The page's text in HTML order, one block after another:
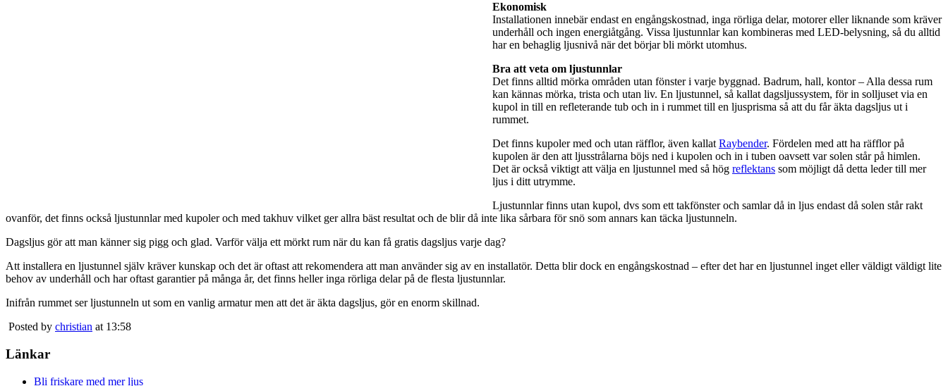
Ekonomisk
Installationen innebär endast en engångskostnad, inga rörliga delar, motorer eller liknande som kräver
underhåll och ingen energiåtgång. Vissa ljustunnlar kan kombineras med LED-belysning, så du alltid
har en behaglig ljusnivå när det börjar bli mörkt utomhus.
Bra att veta om ljustunnlar
Det finns alltid mörka områden utan fönster i varje byggnad. Badrum, hall, kontor – Alla dessa rum
kan kännas mörka, trista och utan liv. En ljustunnel, så kallat dagsljussystem, för in solljuset via en
kupol in till en refleterande tub och in i rummet till en ljusprisma så att du får äkta dagsljus ut i
rummet.
Det finns kupoler med och utan räfflor, även kallatRaybender. Fördelen med att ha räfflor på
kupolen är den att ljusstrålarna böjs ned i kupolen och in i tuben oavsett var solen står på himlen.
Det är också viktigt att välja en ljustunnel med så hög reflektans som möjligt då detta leder till mer
ljus i ditt utrymme.
Ljustunnlar finns utan kupol, dvs som ett takfönster och samlar då in ljus endast då solen står rakt
ovanför, det finns också ljustunnlar med kupoler och med takhuv vilket ger allra bäst resultat och de blir då inte lika sårbara för snö som annars kan täcka ljustunneln.
Dagsljus gör att man känner sig pigg och glad. Varför välja ett mörkt rum när du kan få gratis dagsljus varje dag?
Att installera en ljustunnel själv kräver kunskap och det är oftast att rekomendera att man använder sig av en installatör. Detta blir dock en engångskostnad – efter det har en ljustunnel inget eller väldigt väldigt lite
behov av underhåll och har oftast garantier på många år, det finns heller inga rörliga delar på de flesta ljustunnlar.
Inifrån rummet ser ljustunneln ut som en vanlig armatur men att det är äkta dagsljus, gör en enorm skillnad.
Posted by christian at 13:58
Länkar
Bli friskare med mer ljus